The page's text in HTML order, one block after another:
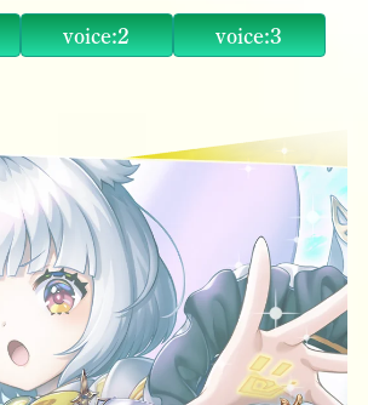
voice:2 voice:3